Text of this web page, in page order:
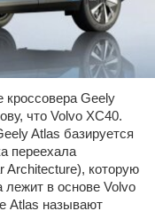
кроссовера Geely
что Volvo XC40.
Atlas базируется
переехала
Architecture), которую
в основе Volvo
Atlas называют